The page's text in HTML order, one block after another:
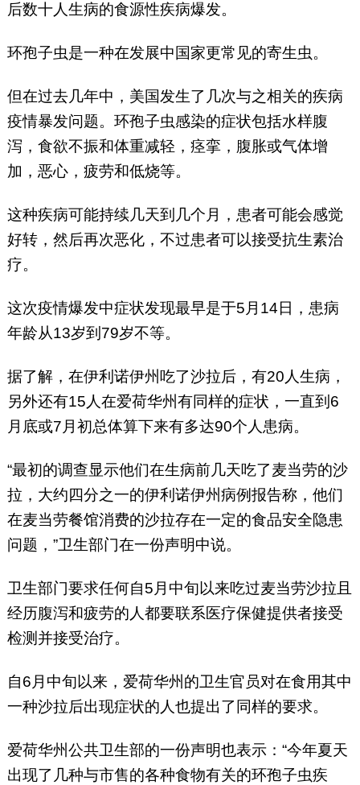
后数十人生病的食源性疾病爆发。
环孢子虫是一种在发展中国家更常见的寄生虫。
但在过去几年中，美国发生了几次与之相关的疾病
疫情暴发问题。环孢子虫感染的症状包括水样腹
泻，食欲不振和体重减轻，痉挛，腹胀或气体增
加，恶心，疲劳和低烧等。
这种疾病可能持续几天到几个月，患者可能会感觉
好转，然后再次恶化，不过患者可以接受抗生素治
疗。
这次疫情爆发中症状发现最早是于5月14日，患病
年龄从13岁到79岁不等。
据了解，在伊利诺伊州吃了沙拉后，有20人生病，
另外还有15人在爱荷华州有同样的症状，一直到6
月底或7月初总体算下来有多达90个人患病。
“最初的调查显示他们在生病前几天吃了麦当劳的沙
拉，大约四分之一的伊利诺伊州病例报告称，他们
在麦当劳餐馆消费的沙拉存在一定的食品安全隐患
问题，”卫生部门在一份声明中说。
卫生部门要求任何自5月中旬以来吃过麦当劳沙拉且
经历腹泻和疲劳的人都要联系医疗保健提供者接受
检测并接受治疗。
自6月中旬以来，爱荷华州的卫生官员对在食用其中
一种沙拉后出现症状的人也提出了同样的要求。
爱荷华州公共卫生部的一份声明也表示：“今年夏天
出现了几种与市售的各种食物有关的环孢子虫疾